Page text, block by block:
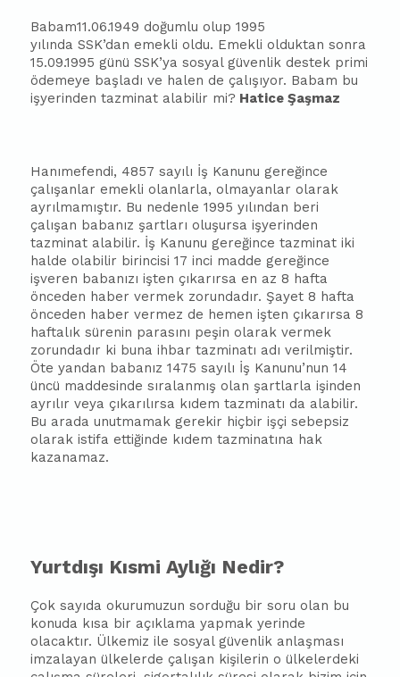
Babam11.06.1949 doğumlu olup 1995
yılında SSK’dan emekli oldu. Emekli olduktan sonra
15.09.1995 günü SSK’ya sosyal güvenlik destek primi
ödemeye başladı ve halen de çalışıyor. Babam bu
işyerinden tazminat alabilir mi? Hatice Şaşmaz
Hanımefendi, 4857 sayılı İş Kanunu gereğince
çalışanlar emekli olanlarla, olmayanlar olarak
ayrılmamıştır. Bu nedenle 1995 yılından beri
çalışan babanız şartları oluşursa işyerinden
tazminat alabilir. İş Kanunu gereğince tazminat iki
halde olabilir birincisi 17 inci madde gereğince
işveren babanızı işten çıkarırsa en az 8 hafta
önceden haber vermek zorundadır. Şayet 8 hafta
önceden haber vermez de hemen işten çıkarırsa 8
haftalık sürenin parasını peşin olarak vermek
zorundadır ki buna ihbar tazminatı adı verilmiştir.
Öte yandan babanız 1475 sayılı İş Kanunu’nun 14
üncü maddesinde sıralanmış olan şartlarla işinden
ayrılır veya çıkarılırsa kıdem tazminatı da alabilir.
Bu arada unutmamak gerekir hiçbir işçi sebepsiz
olarak istifa ettiğinde kıdem tazminatına hak
kazanamaz.
Yurtdışı Kısmi Aylığı Nedir?
Çok sayıda okurumuzun sorduğu bir soru olan bu
konuda kısa bir açıklama yapmak yerinde
olacaktır. Ülkemiz ile sosyal güvenlik anlaşması
imzalayan ülkelerde çalışan kişilerin o ülkelerdeki